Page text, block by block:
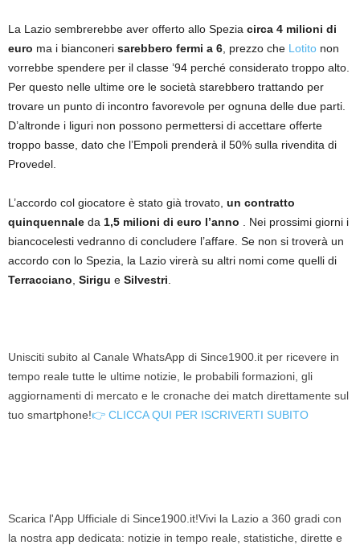
La Lazio sembrerebbe aver offerto allo Spezia circa 4 milioni di
euro ma i bianconeri sarebbero fermi a 6 , prezzo che Lotito non
vorrebbe spendere per il classe ’94 perché considerato troppo alto.
Per questo nelle ultime ore le società starebbero trattando per
trovare un punto di incontro favorevole per ognuna delle due parti.
D’altronde i liguri non possono permettersi di accettare offerte
troppo basse, dato che l’Empoli prenderà il 50% sulla rivendita di
Provedel.
L’accordo col giocatore è stato già trovato, un contratto
quinquennale da 1,5 milioni di euro l’anno
. Nei prossimi giorni i
biancocelesti vedranno di concludere l’affare. Se non si troverà un
accordo con lo Spezia, la Lazio virerà su altri nomi come quelli di
Terracciano Sirigu e Silvestri
Unisciti subito al Canale WhatsApp di Since1900.it per ricevere in
tempo reale tutte le ultime notizie, le probabili formazioni, gli
aggiornamenti di mercato e le cronache dei match direttamente sul
tuo smartphone!👉 CLICCA QUI PER ISCRIVERTI SUBITO
Scarica l'App Ufficiale di Since1900.it!Vivi la Lazio a 360 gradi con
la nostra app dedicata: notizie in tempo reale, statistiche, dirette e